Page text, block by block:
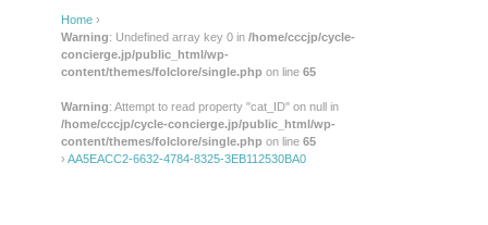
Home ›
Warning: Undefined array key 0 in /home/cccjp/cycle-
concierge.jp/public_html/wp-
content/themes/folclore/single.php on line 65
Warning: Attempt to read property "cat_ID" on null in
/home/cccjp/cycle-concierge.jp/public_html/wp-
content/themes/folclore/single.php on line 65
› AA5EACC2-6632-4784-8325-3EB112530BA0